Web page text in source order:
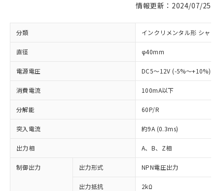
情報更新：2024/07/25
分類 インクリメンタル形 シャフ
直径 φ40mm
電源電圧 DC5～12V (-5%～+10%)
消費電流 100mA以下
分解能 60P/R
突入電流 約9A (0.3ms)
出力相 A、B、Z相
制御出力 出力形式 NPN電圧出力
出力抵抗 2kΩ